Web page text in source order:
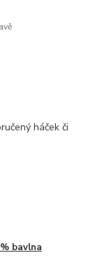
háček či
bavlna